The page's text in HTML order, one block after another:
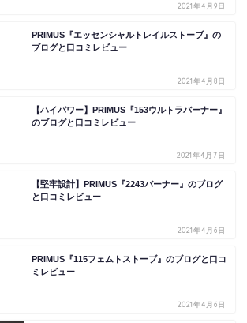
2021年4月9日
PRIMUS『エッセンシャルトレイルストーブ』の
ブログと口コミレビュー
2021年4月8日
【ハイパワー】PRIMUS『153ウルトラバーナー』
のブログと口コミレビュー
2021年4月7日
【堅牢設計】PRIMUS『2243バーナー』のブログ
と口コミレビュー
2021年4月6日
PRIMUS『115フェムトストーブ』のブログと口コ
ミレビュー
2021年4月6日